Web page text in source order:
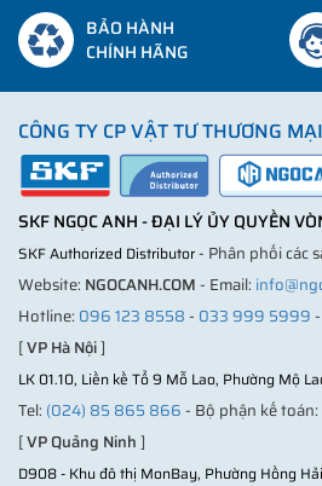
BẢO HÀNH
CHÍNH HÃNG
CÔNG TY CP VẬT TƯ THƯƠNG
SKF NGỌC ANH - ĐẠI LÝ ỦY QUYỀN
SKF Authorized Distributor- Phân phối các
Website: NGOCANH.COM- Email:
Hotline: 096 123 8558- 033 999 5999-
[VP Hà Nội]
LK 01.10, Liền kề Tổ 9 Mỗ Lao, Phường Mộ
Tel: (024) 85 865 866- Bộ phận kế toán:
[VP Quảng Ninh]
D908 - Khu đô thị MonBay, Phường Hồng